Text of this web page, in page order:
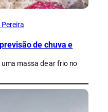
de chuva e
massa de ar frio no